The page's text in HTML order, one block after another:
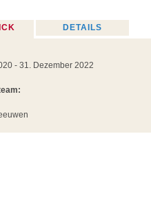
DETAILS
- 31. Dezember 2022